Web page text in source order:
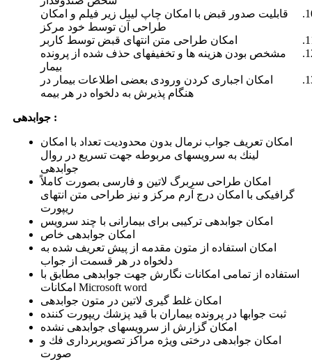
قابلیت صدور قبض با امكان چاپ لیبل زیر فیلم و امكان
طراحی آن توسط خود مركز
امكان طراحی متن انتهای قبض توسط كاربر
مشخص بودن هزینه ها و تخفیفهای حذف شده از پرونده
بیمار
امكان اجباری كردن ورودی بعضی اطلاعات بیمار در
هنگام پذیرش به دلخواه در هر بیمه
جوابدهی :
امكان تعریف جواب نرمال بدون محدودیت تعداد با امكان
لینك به سرویسهای مربوطه جهت تسریع در روال
جوابدهی
امكان طراحی سربرگ لاتین و فارسی بصورت كاملاً
گرافیكی با امكان درج آرم مركز و نیز طراحی متن انتهای
ریپورت
امكان جوابدهی تركیبی برای بیمارانی با چند سرویس
امكان جوابدهی خاص
امكان استفاده از متون مقدمه از پیش تعریف شده به
دلخواه در هر قسمت از جواب
استفاده از تمامی امكانات نگارش جهت جوابدهی مطابق با
امكانات Microsoft word
امكان غلط گیری لاتین در متون جوابدهی
ثبت جوابها در پرونده بیماران با قید پزشك ریپورت كننده
امكان گزارش از سرویسهای جوابدهی نشده
امكان جوابدهی درختی ویژه مراكز تصویربرداری فك و
صورت